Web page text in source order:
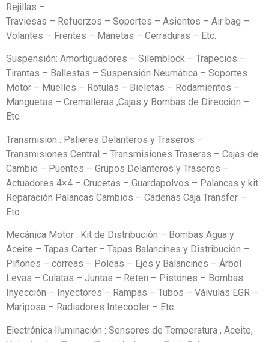
Rejillas –
Traviesas – Refuerzos – Soportes – Asientos – Air bag –
Volantes – Frentes – Manetas – Cerraduras – Etc.
Suspensión: Amortiguadores – Silemblock – Trapecios –
Tirantas – Ballestas – Suspensión Neumática – Soportes
Motor – Muelles – Rotulas – Bieletas – Rodamientos –
Manguetas – Cremalleras ,Cajas y Bombas de Dirección –
Etc.
Transmision : Palieres Delanteros y Traseros –
Transmisiones Central – Transmisiones Traseras – Cajas de
Cambio – Puentes – Grupos Delanteros y Traseros –
Actuadores 4×4 – Crucetas – Guardapolvos – Palancas y kit
Reparación Palancas Cambios – Cadenas Caja Transfer –
Etc.
Mecánica Motor : Kit de Distribución – Bombas Agua y
Aceite – Tapas Carter – Tapas Balancines y Distribución –
Piñones – correas – Poleas – Ejes y Balancines – Árbol
Levas – Culatas – Juntas – Reten – Pistones – Bombas
Inyección – Inyectores – Rampas – Tubos – Válvulas EGR –
Mariposa – Radiadores Intecooler – Etc.
Electrónica Iluminación : Sensores de Temperatura , Aceite,